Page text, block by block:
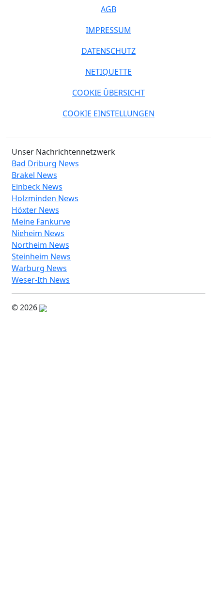
AGB
IMPRESSUM
DATENSCHUTZ
NETIQUETTE
COOKIE ÜBERSICHT
COOKIE EINSTELLUNGEN
Unser Nachrichtennetzwerk
Bad Driburg News
Brakel News
Einbeck News
Holzminden News
Höxter News
Meine Fankurve
Nieheim News
Northeim News
Steinheim News
Warburg News
Weser-Ith News
© 2026